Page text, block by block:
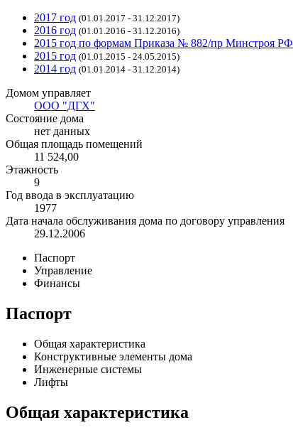
2017 год (01.01.2017 - 31.12.2017)
2016 год (01.01.2016 - 31.12.2016)
2015 год по формам Приказа № 882/пр Минстроя РФ
2015 год (01.01.2015 - 24.05.2015)
2014 год (01.01.2014 - 31.12.2014)
Домом управляет
ООО "ДГХ"
Состояние дома
нет данных
Общая площадь помещений
11 524,00
Этажность
9
Год ввода в эксплуатацию
1977
Дата начала обслуживания дома по договору управления
29.12.2006
Паспорт
Управление
Финансы
Паспорт
Общая характеристика
Конструктивные элементы дома
Инженерные системы
Лифты
Общая характеристика